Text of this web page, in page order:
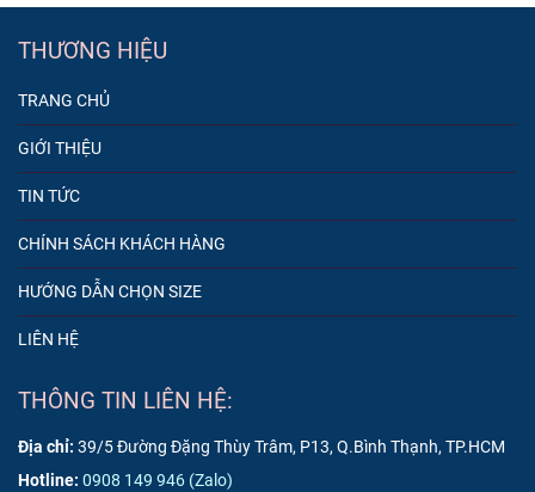
THƯƠNG HIỆU
TRANG CHỦ
GIỚI THIỆU
TIN TỨC
CHÍNH SÁCH KHÁCH HÀNG
HƯỚNG DẪN CHỌN SIZE
LIÊN HỆ
THÔNG TIN LIÊN HỆ:
Địa chỉ: 39/5 Đường Đặng Thùy Trâm, P13, Q.Bình Thạnh, TP.HCM
Hotline: 0908 149 946 (Zalo)